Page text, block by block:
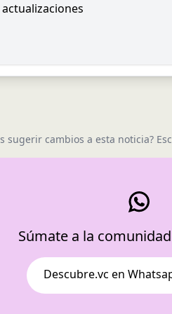
sugerir cambios a esta noticia?
Súmate a la
Descubre.vc en